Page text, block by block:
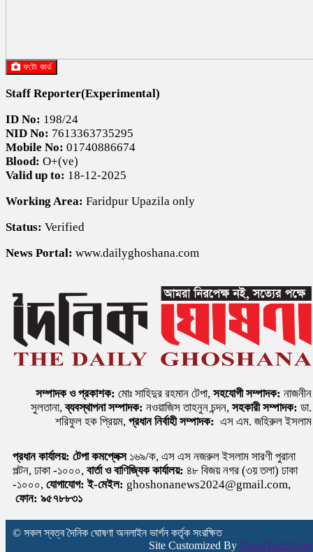
ফটো কার্ড
Staff Reporter(Experimental)
ID No: 198/24
NID No: 7613363735295
Mobile No: 01740886674
Blood: O+(ve)
Valid up to: 18-12-2025
Working Area: Faridpur Upazila only
Status: Verified
News Portal: www.dailyghoshana.com
সম্পাদক ও প্রকাশক: মোঃ সাহিদুর রহমান টেপা, সহযোগী সম্পাদক: নাজনীন
সুলতানা,ব্যবস্থাপনা সম্পাদক: নওয়াজিস তাহনুন চন্দন, সহকারী সম্পাদক: ডা.
শরিফুল হক প্রিয়ম, প্রধান নির্বাহী সম্পাদক: এস এম. জহিরুল ইসলাম
প্রধান কার্যালয়: টেপা কমপ্লেক্স ১৬৯/ক, এস এস নজরুল ইসলাম সারণী পুরানা
পল্টন, ঢাকা -১০০০, বার্তা ও বাণিজ্যিক কার্যালয়: ৪৮ বিজয় নগর (৩য় তলা) ঢাকা
-১০০০, যোগাযোগ:ই-মেইল: ghoshonanews2024@gmail.com,
ফোন: ৯৫৭৮৮৩১
© সকল স্বত্ব দৈনিক ঘোষণা অনলাইন ভার্শন কর্তৃক সংরক্ষিত
Site Customized By NewsTech.Com